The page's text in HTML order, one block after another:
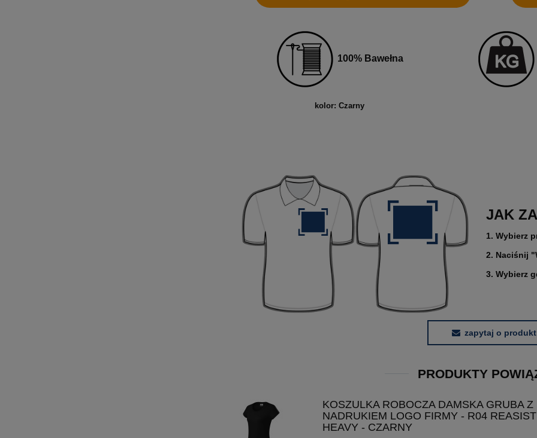
100% Bawełna
kolor: Czarny
JAK
1. Wybierz
2. Naciśnij
3. Wybierz
zapytaj o produkt
PRODUKTY
KOSZULKA ROBOCZA DAMSKA GRUBA Z
NADRUKIEM LOGO FIRMY - R04 REASIST
HEAVY - CZARNY